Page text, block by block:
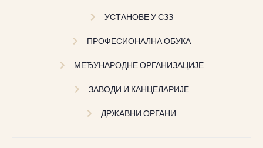
УСТАНОВЕ У СЗЗ
ПРОФЕСИОНАЛНА ОБУКА
МЕЂУНАРОДНЕ ОРГАНИЗАЦИЈЕ
ЗАВОДИ И КАНЦЕЛАРИЈЕ
ДРЖАВНИ ОРГАНИ